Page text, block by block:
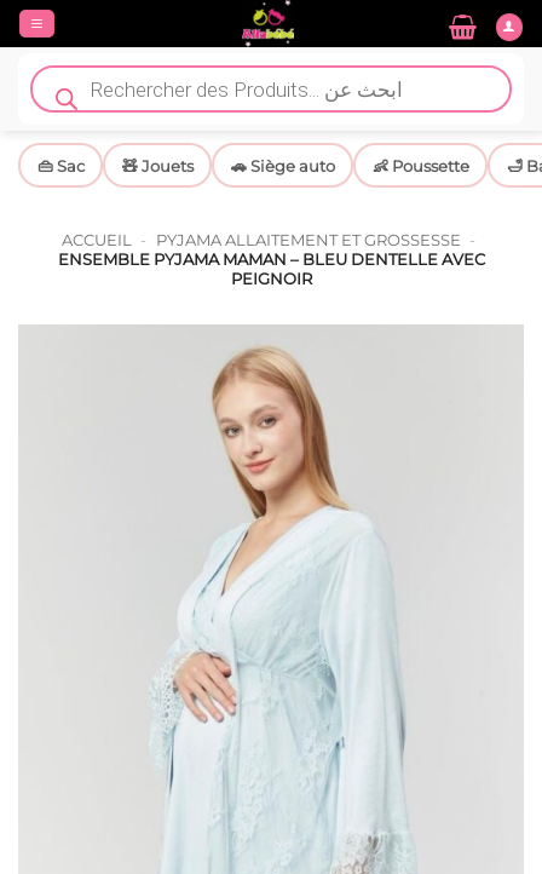
Passer
contenu
Recherche
de
produits
👜 Sac 🧸 Jouets 🚗 Siège auto 👶 Poussette 🛁
ACCUEIL - PYJAMA ALLAITEMENT ET GROSSESSE -
ENSEMBLE PYJAMA MAMAN – BLEU DENTELLE AVEC
PEIGNOIR